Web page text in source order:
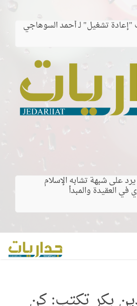
"إعادة تشغيل" لـ أحمد السوهاجي
على شبهة تشابه الإسلام
في العقيدة والمبدأ